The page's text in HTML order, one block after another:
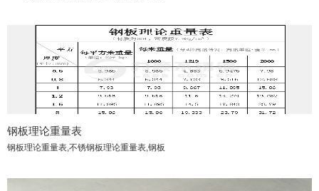
钢板理论重量表
钢板理论重量表,不锈钢板理论重量表,钢板